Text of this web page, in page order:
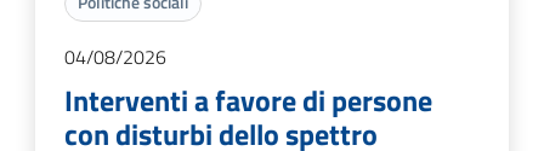
04/08/2026
Interventi a favore di persone
con disturbi dello spettro